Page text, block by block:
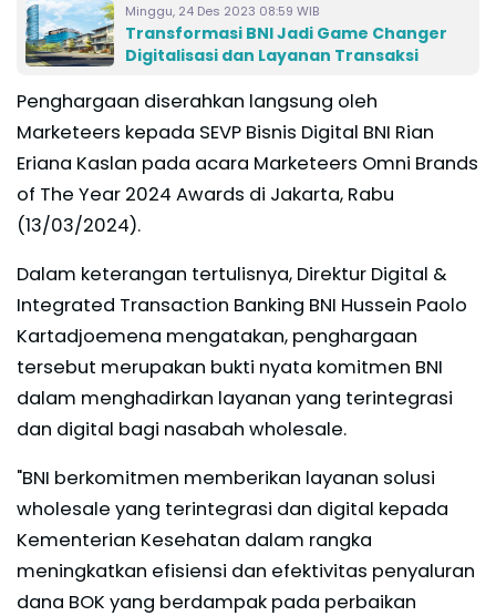
Minggu, 24 Des 2023 08:59 WIB
Transformasi BNI Jadi Game Changer
Digitalisasi dan Layanan Transaksi
Penghargaan diserahkan langsung oleh
Marketeers kepada SEVP Bisnis Digital BNI Rian
Eriana Kaslan pada acara Marketeers Omni Brands
of The Year 2024 Awards di Jakarta, Rabu
(13/03/2024).
Dalam keterangan tertulisnya, Direktur Digital &
Integrated Transaction Banking BNI Hussein Paolo
Kartadjoemena mengatakan, penghargaan
tersebut merupakan bukti nyata komitmen BNI
dalam menghadirkan layanan yang terintegrasi
dan digital bagi nasabah wholesale.
"BNI berkomitmen memberikan layanan solusi
wholesale yang terintegrasi dan digital kepada
Kementerian Kesehatan dalam rangka
meningkatkan efisiensi dan efektivitas penyaluran
dana BOK yang berdampak pada perbaikan